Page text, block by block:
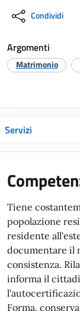
Condividi
Argomenti
Matrimonio
Servizi
Tiene
popolazione
residente
documentare il
consistenza.
informa il
Forma,